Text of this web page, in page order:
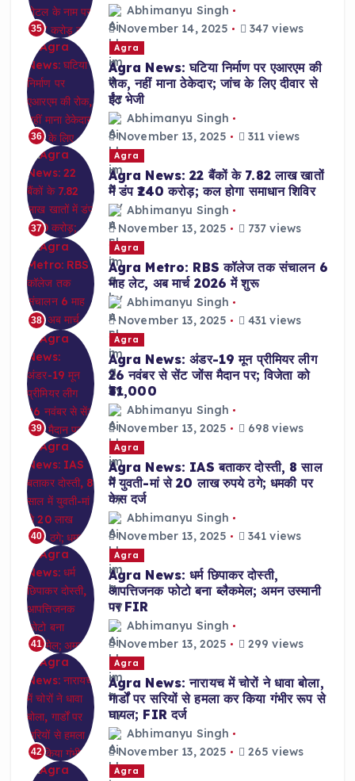
35
Abhimanyu Singh
November 14, 2025
347 views
36
Agra
Agra News: घटिया निर्माण पर एआरएम की
रोक, नहीं माना ठेकेदार; जांच के लिए दीवार से
ईंट भेजी
Abhimanyu Singh
November 13, 2025
311 views
37
Agra
Agra News: 22 बैंकों के 7.82 लाख खातों
में डंप ₹240 करोड़; कल होगा समाधान शिविर
Abhimanyu Singh
November 13, 2025
737 views
38
Agra
Agra Metro: RBS कॉलेज तक संचालन 6
माह लेट, अब मार्च 2026 में शुरू
Abhimanyu Singh
November 13, 2025
431 views
39
Agra
Agra News: अंडर-19 मून प्रीमियर लीग
26 नवंबर से सेंट जोंस मैदान पर; विजेता को
₹31,000
Abhimanyu Singh
November 13, 2025
698 views
40
Agra
Agra News: IAS बताकर दोस्ती, 8 साल
में युवती-मां से 20 लाख रुपये ठगे; धमकी पर
केस दर्ज
Abhimanyu Singh
November 13, 2025
341 views
41
Agra
Agra News: धर्म छिपाकर दोस्ती,
आपत्तिजनक फोटो बना ब्लैकमेल; अमन उस्मानी
पर FIR
Abhimanyu Singh
November 13, 2025
299 views
42
Agra
Agra News: नारायच में चोरों ने धावा बोला,
गार्डों पर सरियों से हमला कर किया गंभीर रूप से
घायल; FIR दर्ज
Abhimanyu Singh
November 13, 2025
265 views
Agra